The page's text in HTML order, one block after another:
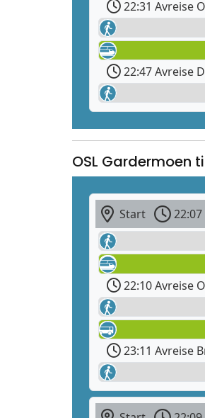
22:31 Avreise
22:47 Avreise
OSL Gardermoen
Start 22:07
22:10 Avreise
23:11 Avreise